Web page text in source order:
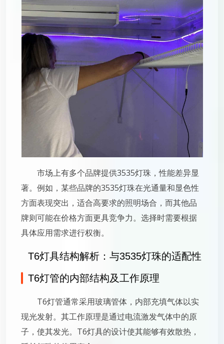
市场上有多个品牌提供3535灯珠，性能差异显
著。例如，某些品牌的3535灯珠在光通量和显色性
方面表现突出，适合高要求的照明场合，而其他品
牌则可能在价格方面更具竞争力。选择时需要根据
具体应用需求进行权衡。
T6灯具结构解析：与3535灯珠的适配性
T6灯管的内部结构及工作原理
T6灯管通常采用玻璃管体，内部充填气体以实
现光发射。其工作原理是通过电流激发气体中的原
子，使其发光。T6灯具的设计使其能够有效散热，